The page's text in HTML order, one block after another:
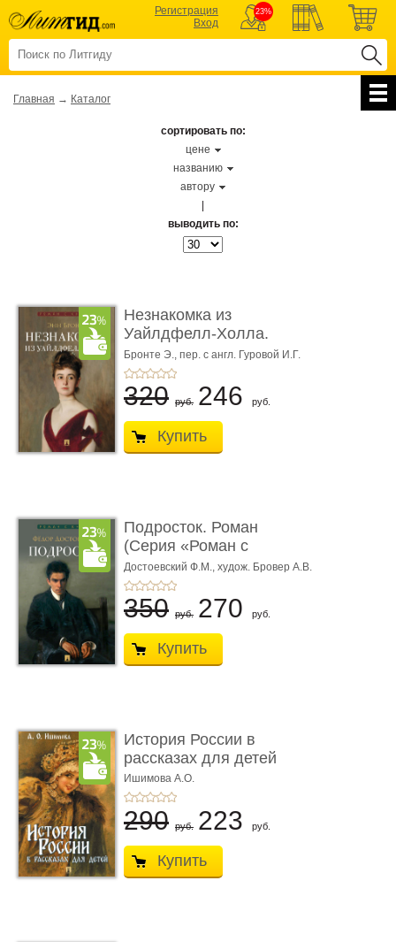
Регистрация
Вход
23%
Главная → Каталог
сортировать по:
цене
названию
автору
выводить по:
Незнакомка из
Уайлдфелл-Холла.
Роман (Серия «Р� ...
Бронте Э., пер. с англ. Гуровой И.Г.
320 руб. 246 руб.
Купить
Подросток. Роман
(Серия «Роман с
книгой»)
Достоевский Ф.М., худож. Бровер А.В.
350 руб. 270 руб.
Купить
История России в
рассказах для детей
Ишимова А.О.
290 руб. 223 руб.
Купить